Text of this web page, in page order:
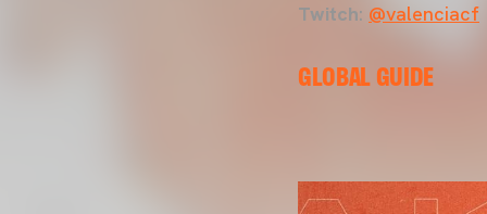
Twitch: @valenciacf
GLOBAL GUIDE